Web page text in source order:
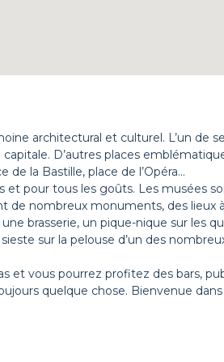
architectural et culturel. L’un de
D’autres places
de la Bastille, place de l’Opéra…
et pour tous les goûts. Les musées
nombreux monuments, des lieux
brasserie, un pique-nique sur les
sur la pelouse d’un des
et vous pourrez profitez des bars,
quelque chose. Bienvenue dans